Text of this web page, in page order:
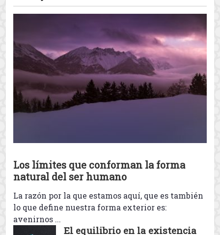
¿Quién es Jesús según Jesús?
Mensaje de Jesús como profeta de
Dios
View all TheJesús hijo de María
Ética y valores